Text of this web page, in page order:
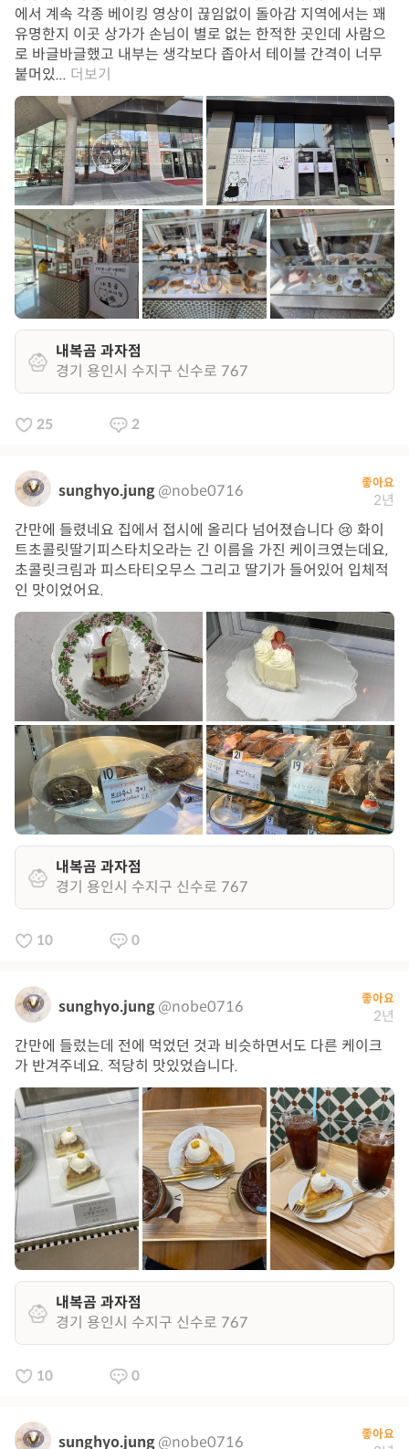
에서 계속 각종 베이킹 영상이 끊임없이 돌아감 지역에서는 꽤
유명한지 이곳 상가가 손님이 별로 없는 한적한 곳인데 사람으
로 바글바글했고 내부는 생각보다 좁아서 테이블 간격이 너무
붙머있... 더보기
내복곰 과자점
경기 용인시 수지구 신수로 767
25 2
sunghyo.jung @nobe0716 좋아요
2년
간만에 들렸네요 집에서 접시에 올리다 넘어졌습니다 😢 화이
트초콜릿딸기피스타치오라는 긴 이름을 가진 케이크였는데요,
초콜릿크림과 피스타티오무스 그리고 딸기가 들어있어 입체적
인 맛이었어요.
내복곰 과자점
경기 용인시 수지구 신수로 767
10 0
sunghyo.jung @nobe0716 좋아요
2년
간만에 들렀는데 전에 먹었던 것과 비슷하면서도 다른 케이크
가 반겨주네요. 적당히 맛있었습니다.
내복곰 과자점
경기 용인시 수지구 신수로 767
10 0
sunghyo.jung @nobe0716 좋아요